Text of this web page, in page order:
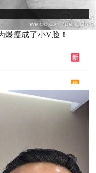
爆瘦成了小V脸！